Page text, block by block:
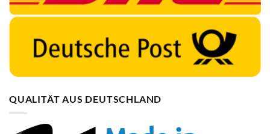
QUALITÄT AUS DEUTSCHLAND